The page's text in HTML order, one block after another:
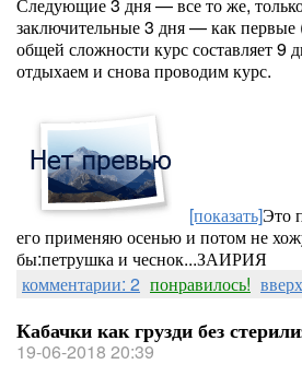
заключительные 3 дня — как первые
общей сложности курс составляет 9
отдыхаем и снова проводим курс.
[показать]Это
его применяю осенью и потом не
бы:петрушка и чеснок...ЗАИРИЯ
комментарии: 2 понравилось!
Кабачки как грузди без
19-06-2018 20:39